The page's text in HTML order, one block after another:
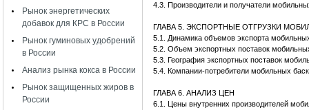
Рынок энергетических
добавок для КРС в России
Рынок гуминовых удобрений
в России
Анализ рынка кокса в России
Рынок защищенных жиров в
России
4.3. Производители и получатели
ГЛАВА 5. ЭКСПОРТНЫЕ ОТГРУЗКИ
5.1. Динамика объемов экспорта
5.2. Объем экспортных поставок
5.3. География экспортных поставок
5.4. Компании-потребители мобильных
ГЛАВА 6. АНАЛИЗ ЦЕН
6.1. Цены внутренних производителей